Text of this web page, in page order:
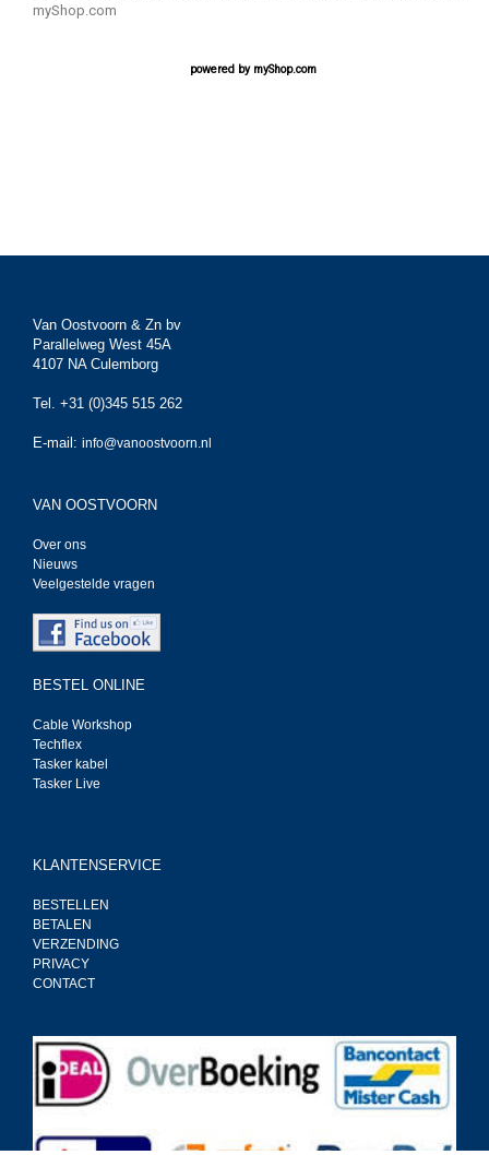
myShop.com
powered by myShop.com
Van Oostvoorn & Zn bv
Parallelweg West 45A
4107 NA Culemborg
Tel. +31 (0)345 515 262
E-mail: info@vanoostvoorn.nl
VAN OOSTVOORN
Over ons
Nieuws
Veelgestelde vragen
BESTEL ONLINE
Cable Workshop
Techflex
Tasker kabel
Tasker Live
KLANTENSERVICE
BESTELLEN
BETALEN
VERZENDING
PRIVACY
CONTACT